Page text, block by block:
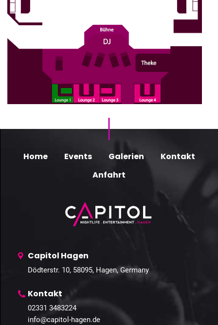
Home Events Galerien
Kontakt
Anfahrt
Capitol Hagen
Dödterstr. 10, 58095, Hagen, Germany
Kontakt
02331 3483224
info@capitol-hagen.de